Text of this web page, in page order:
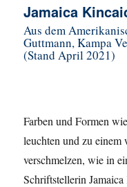
Jamaica
Aus dem
Guttmann, Kampa
(Stand April 2021)
Farben und Formen
leuchten und zu einem
verschmelzen, wie in
Schriftstellerin